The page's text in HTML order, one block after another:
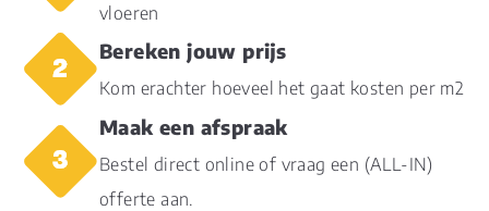
Dikte plank (mm)
Dessin registered embossed
Gebruiksklasse 23, 33, 42
vloeren
Bereken jouw prijs
Kom erachter hoeveel het gaat kosten per m2
Maak een afspraak
Bestel direct online of vraag een (ALL-IN)
offerte aan.